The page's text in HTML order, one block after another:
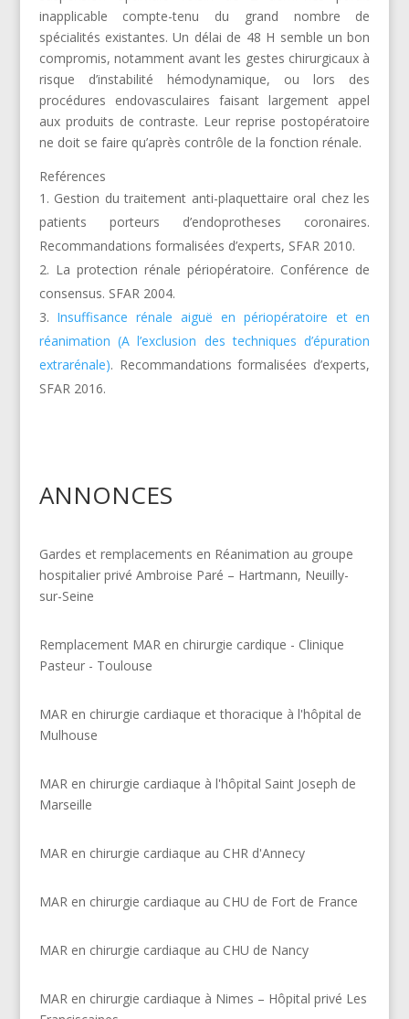
inapplicable compte-tenu du grand nombre de
spécialités existantes. Un délai de 48 H semble un bon
compromis, notamment avant les gestes chirurgicaux à
risque d’instabilité hémodynamique, ou lors des
procédures endovasculaires faisant largement appel
aux produits de contraste. Leur reprise postopératoire
ne doit se faire qu’après contrôle de la fonction rénale.
Reférences
Gestion du traitement anti-plaquettaire oral chez les
patients porteurs d’endoprotheses coronaires.
Recommandations formalisées d’experts, SFAR 2010.
La protection rénale périopératoire. Conférence de
consensus. SFAR 2004.
Insuffisance rénale aiguë en périopératoire et en
réanimation (A l’exclusion des techniques d’épuration
extrarénale). Recommandations formalisées d’experts,
SFAR 2016.
ANNONCES
Gardes et remplacements en Réanimation au groupe
hospitalier privé Ambroise Paré – Hartmann, Neuilly-
sur-Seine
Remplacement MAR en chirurgie cardique - Clinique
Pasteur - Toulouse
MAR en chirurgie cardiaque et thoracique à l'hôpital de
Mulhouse
MAR en chirurgie cardiaque à l'hôpital Saint Joseph de
Marseille
MAR en chirurgie cardiaque au CHR d'Annecy
MAR en chirurgie cardiaque au CHU de Fort de France
MAR en chirurgie cardiaque au CHU de Nancy
MAR en chirurgie cardiaque à Nimes – Hôpital privé Les